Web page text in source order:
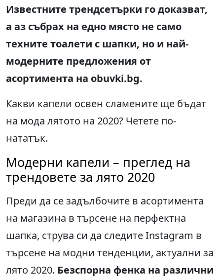
Известните трендсетърки го доказват,
a аз събрах на едно място не само
техните тоалети с шапки, но и най-
модерните предложения от
асортимента на obuvki.bg.
Какви капели освен сламените ще бъдат
на мода лятото на 2020? Четете по-
нататък.
Модерни капели – преглед на
трендовете за лято 2020
Преди да се задълбочите в асортимента
на магазина в търсене на перфектна
шапка, струва си да следите Instagram в
търсене на модни тенденции, актуални за
лято 2020. Безспорна фенка на различни